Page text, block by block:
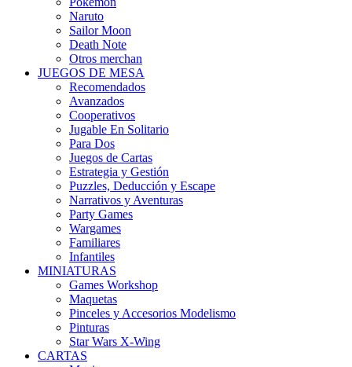
Naruto
Sailor Moon
Death Note
Otros merchan
JUEGOS DE MESA
Recomendados
Avanzados
Cooperativos
Jugable En Solitario
Para Dos
Juegos de Cartas
Estrategia y Gestión
Puzzles, Deducción y Escape
Narrativos y Aventuras
Party Games
Wargames
Familiares
Infantiles
MINIATURAS
Games Workshop
Maquetas
Pinceles y Accesorios Modelismo
Pinturas
Star Wars X-Wing
CARTAS